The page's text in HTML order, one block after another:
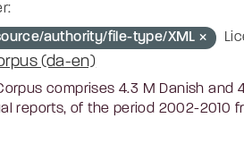
authority/file-type/XML
(da-en)
comprises 4.3 M Danish
reports, of the period 2002-2010